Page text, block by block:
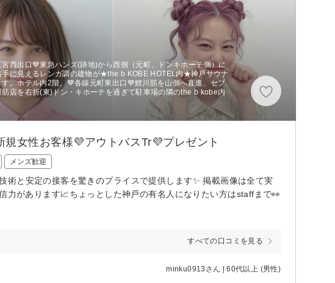
西出口💙東急ハンズ(跡地)から西側（元町、ドンキホーテ側）に
手に見えるレンガ調の建物が★the b KOBE HOTEL内★神戸サウナ
。ホテル内2階、💙各線元町東出口💙鯉川筋を山側へ直進、セブ
店を右折(東)ドン・キホーテを過ぎて駐車場の隣のthe b kobe内
女性お客様💜アウトバスTr💜プレゼント
メンズ歓迎
と安定の接客を驚きのプライスで提供します✨ 掲載画像は全て実
力があります📈ちょっとした神戸の有名人になりたい方はstaffまで👀
すべての口コミを見る
minku0913さん | 60代以上 (男性)